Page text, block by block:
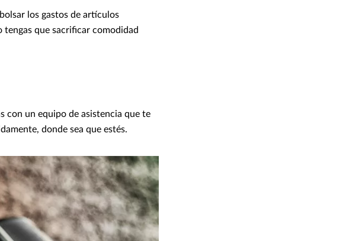
los gastos de artículos
tengas que sacrificar comodidad
con un equipo de asistencia que te
donde sea que estés.